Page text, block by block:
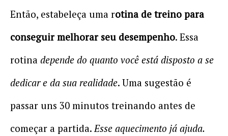
Então, estabeleça uma rotina de treino para
conseguir melhorar seu desempenho. Essa
rotina depende do quanto você está disposto a se
dedicar e da sua realidade. Uma sugestão é
passar uns 30 minutos treinando antes de
começar a partida.Esse aquecimento já ajuda.